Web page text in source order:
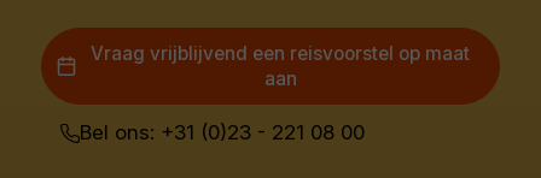
Vraag vrijblijvend een reisvoorstel op maat
aan
Bel ons: +31 (0)23 - 221 08 00